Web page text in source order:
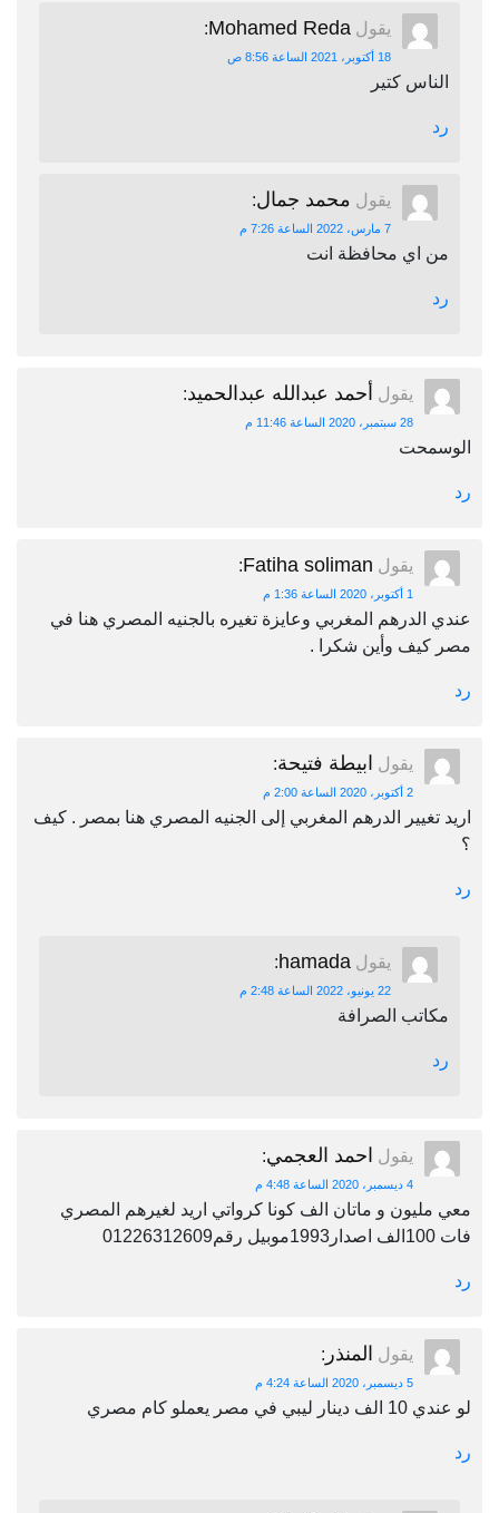
يقول Mohamed Reda
:
18 أكتوبر، 2021 الساعة 8:56 ص
الناس كتير
رد
يقول محمد جمال:
7 مارس، 2022 الساعة 7:26 م
من اي محافظة انت
رد
يقول أحمد عبدالله عبدالحميد:
28 سبتمبر، 2020 الساعة 11:46 م
الوسمحت
رد
يقول Fatiha soliman
:
1 أكتوبر، 2020 الساعة 1:36 م
عندي الدرهم المغربي وعايزة تغيره بالجنيه المصري هنا في
مصر كيف وأين شكرا .
رد
يقول ابيطة فتيحة:
2 أكتوبر، 2020 الساعة 2:00 م
اريد تغيير الدرهم المغربي إلى الجنيه المصري هنا بمصر . كيف
؟
رد
يقول hamada
:
22 يونيو، 2022 الساعة 2:48 م
مكاتب الصرافة
رد
يقول احمد العجمي:
4 ديسمبر، 2020 الساعة 4:48 م
معي مليون و ماتان الف كونا كرواتي اريد لغيرهم المصري
فات 100الف اصدار1993موبيل رقم01226312609
رد
يقول المنذر :
5 ديسمبر، 2020 الساعة 4:24 م
لو عندي 10 الف دينار ليبي في مصر يعملو كام مصري
رد